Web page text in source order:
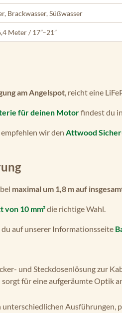
Brackwasser, Süßwasser
Meter / 17”–21”
am Angelspot, reicht eine
für deinen Motorfindest du
wir den Attwood
maximal um 1,8 m auf
von 10 mm²die richtige Wahl.
auf unserer Informationsseite
und Steckdosenlösung zur
für eine aufgeräumte Optik
Ausführungen,